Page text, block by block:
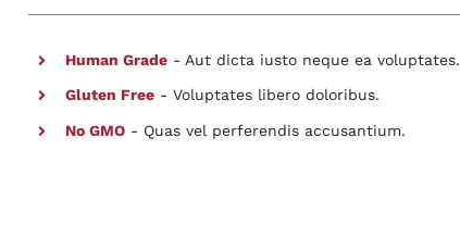
Human Grade- Aut dicta iusto neque ea voluptates.
Gluten Free- Voluptates libero doloribus.
No GMO- Quas vel perferendis accusantium.